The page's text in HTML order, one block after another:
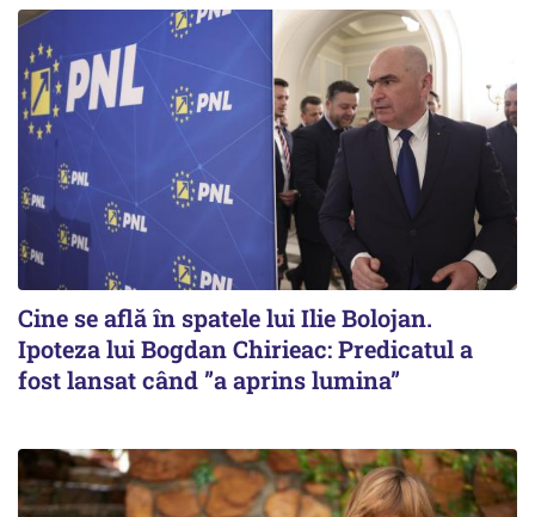
Cine se află în spatele lui Ilie Bolojan.
Ipoteza lui Bogdan Chirieac: Predicatul a
fost lansat când ”a aprins lumina”